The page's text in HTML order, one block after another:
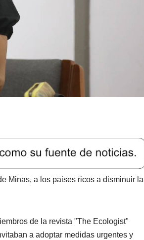
Minas, a los paises ricos a disminuir la
de la revista "The Ecologist"
a adoptar medidas urgentes y